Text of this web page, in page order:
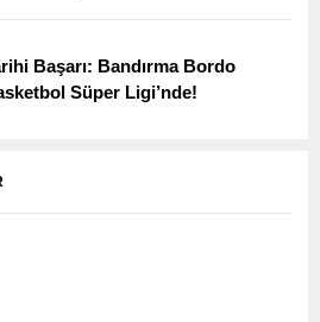
Başarı: Bandırma Bordo
Süper Ligi’nde!